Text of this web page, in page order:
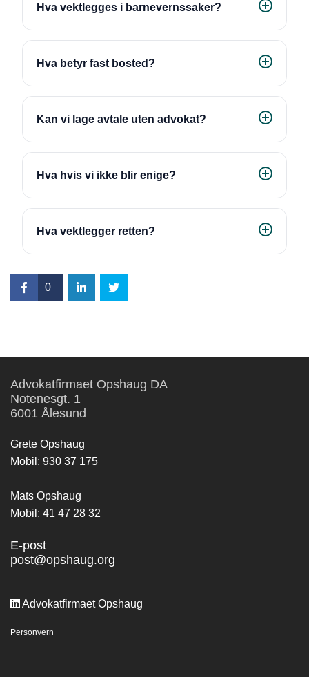
Hva vektlegges i barnevernssaker?
Hva betyr fast bosted?
Kan vi lage avtale uten advokat?
Hva hvis vi ikke blir enige?
Hva vektlegger retten?
0
Advokatfirmaet Opshaug DA
Notenesgt. 1
6001 Ålesund
Grete Opshaug
Mobil: 930 37 175
Mats Opshaug
Mobil: 41 47 28 32
E-post
post@opshaug.org
 Advokatfirmaet Opshaug
Personvern